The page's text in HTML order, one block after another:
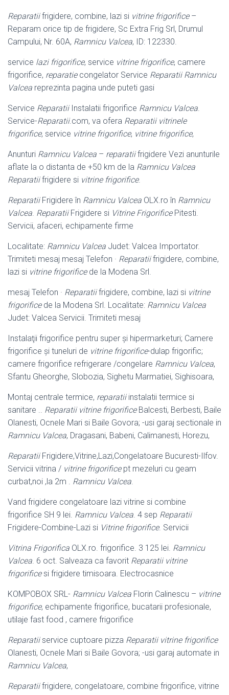
Reparatiifrigidere, combine, lazi si vitrine frigorifice–
Reparam orice tip de frigidere, Sc Extra Frig Srl, Drumul
Campului, Nr. 60A, Ramnicu Valcea, ID: 122330.
service lazi frigorifice, service vitrine frigorifice, camere
frigorifice, reparatiecongelator Service Reparatii Ramnicu
Valcea reprezinta pagina unde puteti gasi
Service ReparatiiInstalatii frigorifice Ramnicu Valcea.
Service-Reparatii.com, va ofera Reparatii vitrinele
frigorifice, service vitrine frigorifice, vitrine frigorifice,
Anunturi Ramnicu Valcea – reparatiifrigidere Vezi anunturile
aflate la o distanta de +50 km de la Ramnicu Valcea
Reparatiifrigidere si vitrine frigorifice.
ReparatiiFrigidere în Ramnicu Valcea OLX.ro în Ramnicu
Valcea. ReparatiiFrigidere si Vitrine FrigorificePitesti.
Servicii, afaceri, echipamente firme
Localitate: Ramnicu Valcea Judet: Valcea Importator.
Trimiteti mesaj mesaj Telefon · Reparatiifrigidere, combine,
lazi si vitrine frigorificede la Modena Srl.
mesaj Telefon · Reparatiifrigidere, combine, lazi si vitrine
frigorificede la Modena Srl. Localitate: Ramnicu Valcea
Judet: Valcea Servicii. Trimiteti mesaj
Instalaţii frigorifice pentru super şi hipermarketuri; Camere
frigorifice şi tuneluri de vitrine frigorifice-dulap frigorific;
camere frigorifice refrigerare /congelare Ramnicu Valcea,
Sfantu Gheorghe, Slobozia, Sighetu Marmatiei, Sighisoara,
Montaj centrale termice, reparatiiinstalatii termice si
sanitare .. Reparatii vitrine frigorificeBalcesti, Berbesti, Baile
Olanesti, Ocnele Mari si Baile Govora; -usi garaj sectionale in
Ramnicu Valcea, Dragasani, Babeni, Calimanesti, Horezu,
ReparatiiFrigidere,Vitrine,Lazi,Congelatoare Bucuresti-Ilfov.
Servicii vitrina / vitrine frigorificept mezeluri cu geam
curbat,noi ,la 2m . Ramnicu Valcea.
Vand frigidere congelatoare lazi vitrine si combine
frigorifice SH 9 lei. Ramnicu Valcea. 4 sep Reparatii
Frigidere-Combine-Lazi si Vitrine frigorifice. Servicii
Vitrina Frigorifica OLX.ro. frigorifice. 3 125 lei. Ramnicu
Valcea. 6 oct. Salveaza ca favorit Reparatii vitrine
frigorificesi frigidere timisoara. Electrocasnice
KOMPOBOX SRL- Ramnicu Valcea Florin Calinescu – vitrine
frigorifice, echipamente frigorifice, bucatarii profesionale,
utilaje fast food , camere frigorifice
Reparatiiservice cuptoare pizza Reparatii vitrine frigorifice
Olanesti, Ocnele Mari si Baile Govora; -usi garaj automate in
Ramnicu Valcea,
Reparatiifrigidere, congelatoare, combine frigorifice, vitrine